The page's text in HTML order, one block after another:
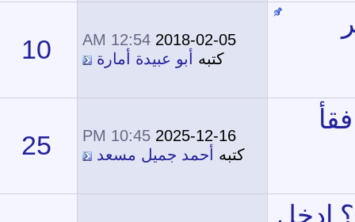
2018-02-05
12:54 AM
أبو عبيدة أمارة 10
49,350
10:45 PM
أحمد جميل مسعد 25
17,766